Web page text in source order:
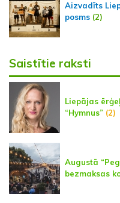
Aizvadīts
posms (2)
Saistītie raksti
Liepājas
“Hymnus” (2)
Augustā
bezmaksas